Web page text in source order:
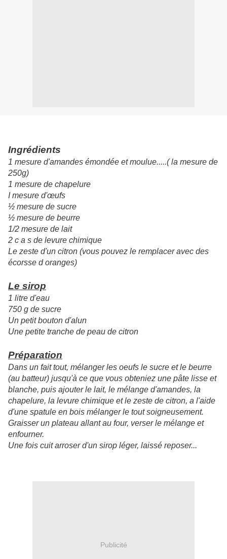
Ingrédients
1 mesure d'amandes émondée et moulue.....( la mesure de
250g)
1 mesure de chapelure
I mesure d'œufs
½ mesure de sucre
½ mesure de beurre
1/2 mesure de lait
2 c a s de levure chimique
Le zeste d'un citron (vous pouvez le remplacer avec des
écorsse d oranges)
Le sirop
1 litre d'eau
750 g de sucre
Un petit bouton d'alun
Une petite tranche de peau de citron
Préparation
Dans un fait tout, mélanger les oeufs le sucre et le beurre
(au batteur) jusqu'à ce que vous obteniez une pâte lisse et
blanche, puis ajouter le lait, le mélange d'amandes, la
chapelure, la levure chimique et le zeste de citron, a l'aide
d'une spatule en bois mélanger le tout soigneusement.
Graisser un plateau allant au four, verser le mélange et
enfourner.
Une fois cuit arroser d'un sirop léger, laissé reposer...
Publicité